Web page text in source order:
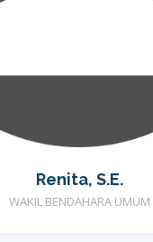
Renita, S.E.
WAKIL BENDAHARA UMUM